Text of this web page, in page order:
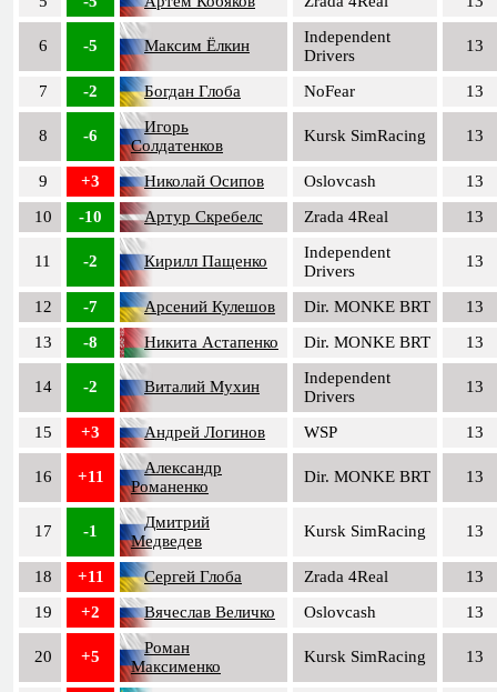
6 -5 Максим Ёлкин
Independent
Drivers
13
7 -2 Богдан Глоба NoFear 13
8 -6
Игорь
Солдатенков
Kursk SimRacing 13
9 +3 Николай Осипов Oslovcash
13
10
-10 Артур Скребелс Zrada 4Real 13
11 -2 Кирилл Пащенко
Independent
Drivers
13
12 -7 Арсений Кулешов Dir. MONKE BRT
13
13
-8 Никита Астапенко Dir. MONKE BRT 13
14 -2 Виталий Мухин
Independent
Drivers
13
15 +3 Андрей Логинов WSP 13
16 +11
Александр
Романенко
Dir. MONKE BRT 13
17 -1
Дмитрий
Медведев
Kursk SimRacing 13
18 +11 Сергей Глоба Zrada 4Real
13
19
+2 Вячеслав Величко Oslovcash 13
20 +5
Роман
Максименко
Kursk SimRacing 13